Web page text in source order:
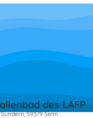
des LAFP
Sundern, 59379 Selm